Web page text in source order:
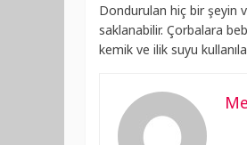
Dondurulan hiç bir şeyin
saklanabilir. Çorbalara
kemik ve ilik suyu